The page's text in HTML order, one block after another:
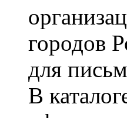
городов
для
В